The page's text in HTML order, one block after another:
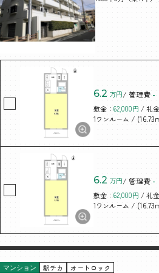
6.2 万円/ 管理費 -
敷金：62,000円 / 礼
1ワンルーム /
6.2 万円/ 管理費 -
敷金：62,000円 / 礼
1ワンルーム /
マンション 駅チカ オートロック